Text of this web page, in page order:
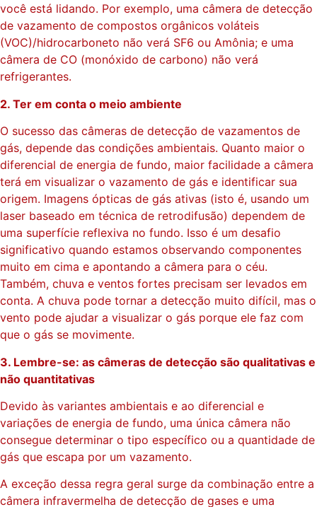
você está lidando. Por exemplo, uma câmera de detecção
de vazamento de compostos orgânicos voláteis
(VOC)/hidrocarboneto não verá SF6 ou Amônia; e uma
câmera de CO (monóxido de carbono) não verá
refrigerantes.
2. Ter em conta o meio ambiente
O sucesso das câmeras de detecção de vazamentos de
gás, depende das condições ambientais. Quanto maior o
diferencial de energia de fundo, maior facilidade a câmera
terá em visualizar o vazamento de gás e identificar sua
origem. Imagens ópticas de gás ativas (isto é, usando um
laser baseado em técnica de retrodifusão) dependem de
uma superfície reflexiva no fundo. Isso é um desafio
significativo quando estamos observando componentes
muito em cima e apontando a câmera para o céu.
Também, chuva e ventos fortes precisam ser levados em
conta. A chuva pode tornar a detecção muito difícil, mas o
vento pode ajudar a visualizar o gás porque ele faz com
que o gás se movimente.
3. Lembre-se: as câmeras de detecção são qualitativas e
não quantitativas
Devido às variantes ambientais e ao diferencial e
variações de energia de fundo, uma única câmera não
consegue determinar o tipo específico ou a quantidade de
gás que escapa por um vazamento.
A exceção dessa regra geral surge da combinação entre a
câmera infravermelha de detecção de gases e uma